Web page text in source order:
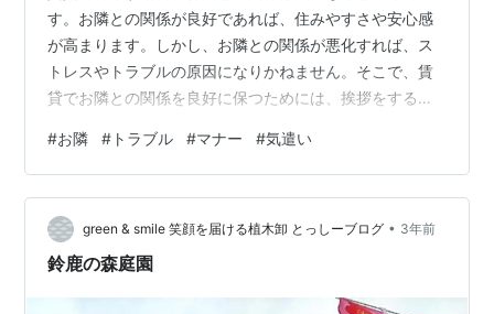
す。お隣との関係が良好であれば、住みやすさや安心感
が高まります。しかし、お隣との関係が悪化すれば、ス
トレスやトラブルの原因になりかねません。そこで、賃
貸でお隣との関係を良好に保つためには、挨拶をするこ
ーションが円滑になり、互いの信頼や理解が深まりま
す。また、挨拶をすることで、お隣からの協力や助けを
得やすくなることもあります。この記事では、賃貸でお
隣と挨拶をすることのメリットとマナーについてご紹介
します。 お隣と挨拶をするメリット 賃貸でお隣と挨拶を
#お隣 # トラブル #マナー #気遣い
green & smile 笑顔を届ける植木卸 とっしーブログ • 3年前
鈴鹿の森庭園